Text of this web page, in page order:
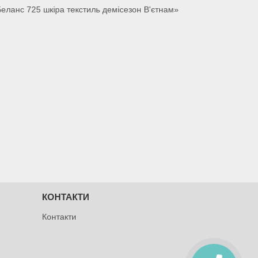
725 шкіра текстиль демісезон В'єтнам»
КОНТАКТИ
Контакти